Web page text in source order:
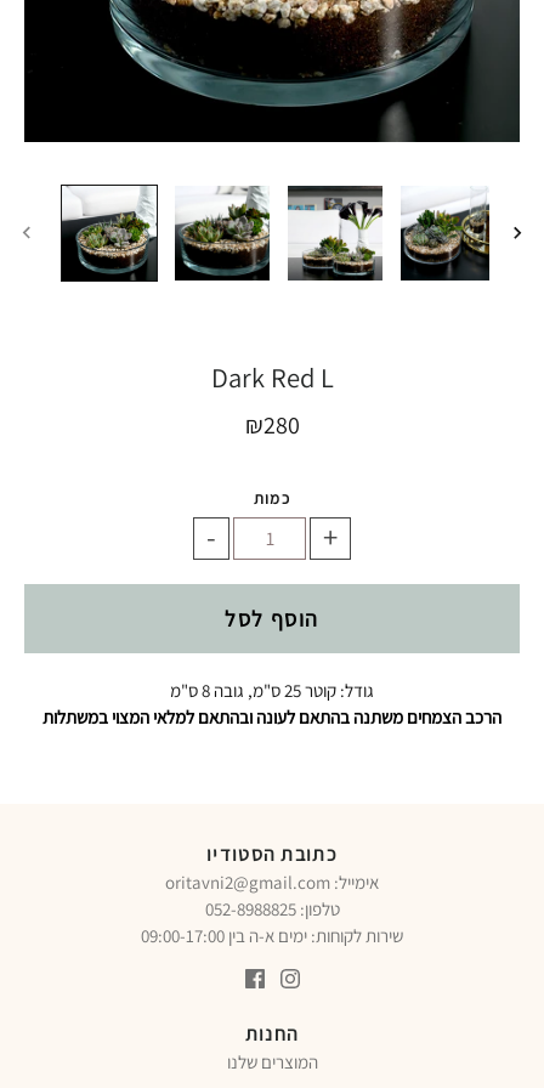
Dark Red L
₪280
כמות
- +
הוסף לסל
הרכב הצמחים משתנה בהתאם לעונה ובהתאם למלאי המצוי במשתלות
החנות
המוצרים שלנו
כתובת הסטודיו
oritavni2@gmail.com :אימייל
טלפון:052-8988825
שירות לקוחות: ימים א-ה בין 09:00-17:00